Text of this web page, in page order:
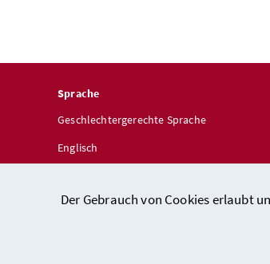
Der Gebrauch von Cookies erlaubt
Sprache
Geschlechtergerechte Sprache
Englisch